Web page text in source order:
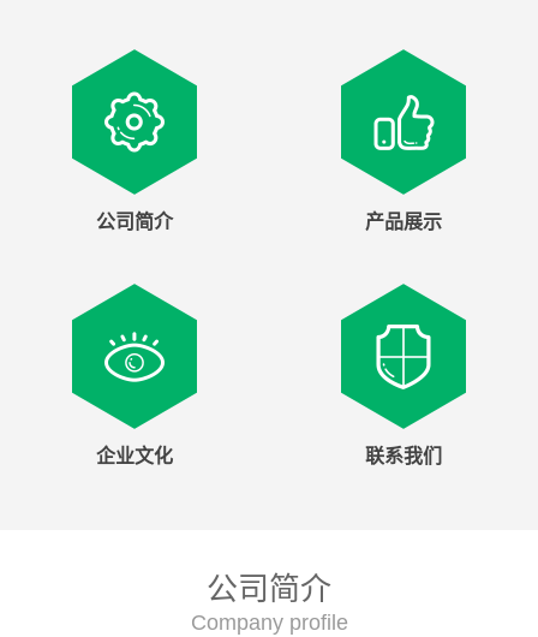
公司简介 产品展示
企业文化 联系我们
公司简介
Company profile